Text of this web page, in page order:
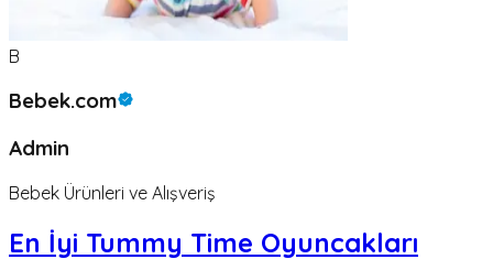
B
Bebek.com
Admin
Bebek Ürünleri ve Alışveriş
En İyi Tummy Time Oyuncakları